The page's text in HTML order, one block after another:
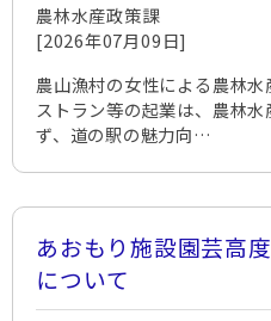
農林水産政策課
[2026年07月09日]
農山漁村の女性による農林
ストラン等の起業は、農林
ず、道の駅の魅力向…
あおもり施設園芸高
について